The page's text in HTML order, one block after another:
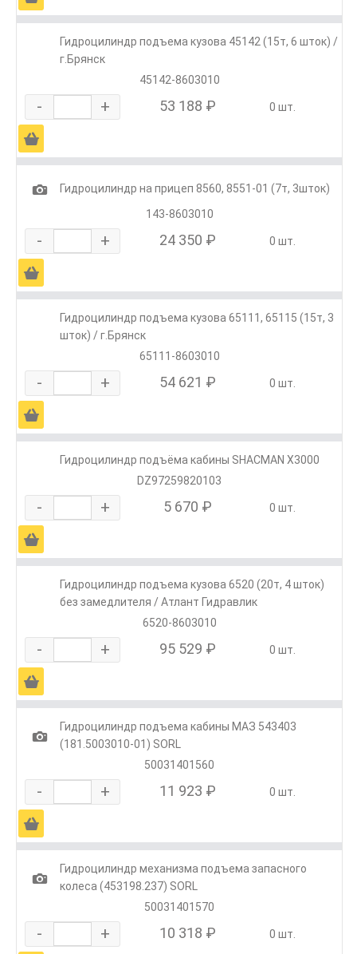
Гидроцилиндр подъема кузова 45142 (15т, 6 шток) /
г.Брянск
45142-8603010
- + 53 188 ₽ 0 шт.
Ä
1
Гидроцилиндр на прицеп 8560, 8551-01 (7т, 3шток)
143-8603010
- + 24 350 ₽ 0 шт.
Ä
Гидроцилиндр подъема кузова 65111, 65115 (15т, 3
шток) / г.Брянск
65111-8603010
- + 54 621 ₽ 0 шт.
Ä
Гидроцилиндр подъёма кабины SHACMAN X3000
DZ97259820103
- + 5 670 ₽ 0 шт.
Ä
Гидроцилиндр подъема кузова 6520 (20т, 4 шток)
без замедлителя / Атлант Гидравлик
6520-8603010
- + 95 529 ₽ 0 шт.
Ä
1
Гидроцилиндр подъема кабины МАЗ 543403
(181.5003010-01) SORL
50031401560
- + 11 923 ₽ 0 шт.
Ä
1
Гидроцилиндр механизма подъема запасного
колеса (453198.237) SORL
50031401570
- + 10 318 ₽ 0 шт.